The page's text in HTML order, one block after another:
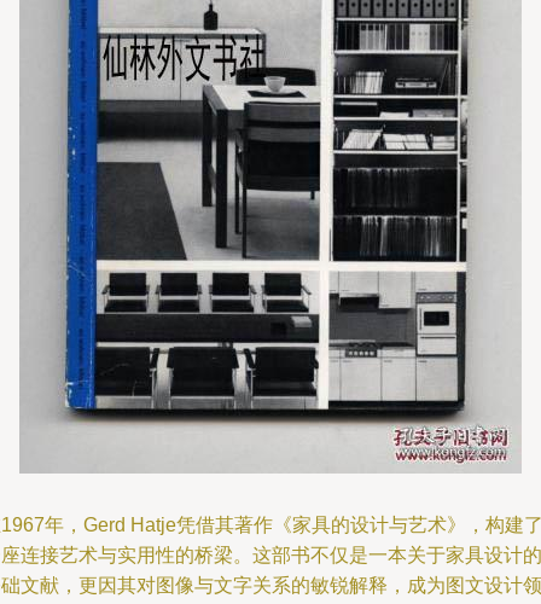
年，Gerd Hatje凭借其著作《家具的设计与艺术》，构建
连接艺术与实用性的桥梁。这部书不仅是一本关于家具设计的
文献，更因其对图像与文字关系的敏锐解释，成为图文设计领